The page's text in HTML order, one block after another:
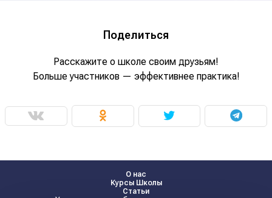
Поделиться
Расскажите о школе своим друзьям!
Больше участников — эффективнее практика!
О нас
Курсы Школы
Статьи